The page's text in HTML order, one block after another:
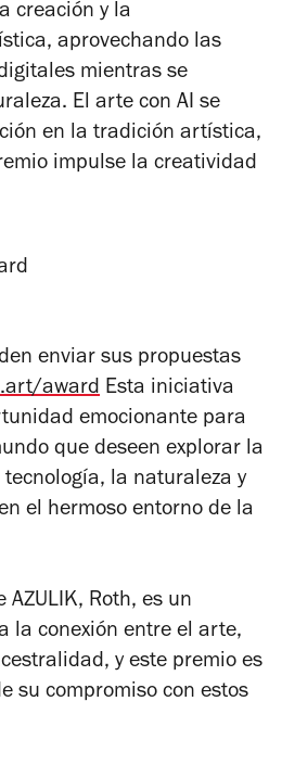
creación y la
aprovechando las
mientras se
El arte con AI se
en la tradición artística,
impulse la creatividad
enviar sus propuestas
award Esta iniciativa
emocionante para
que deseen explorar la
la naturaleza y
el hermoso entorno de la
AZULIK, Roth, es un
la conexión entre el arte,
y este premio es
su compromiso con estos